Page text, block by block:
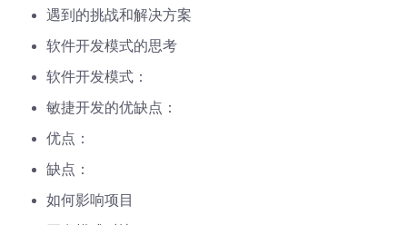
遇到的挑战和解决方案
软件开发模式的思考
软件开发模式：
敏捷开发的优缺点：
优点：
缺点：
如何影响项目